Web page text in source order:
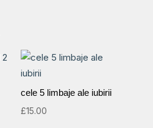
cele 5 limbaje ale iubirii
£15.00